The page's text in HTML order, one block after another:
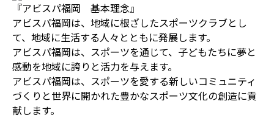
『アビスパ福岡 基本理念』
アビスパ福岡は、地域に根ざしたスポーツクラブとし
て、地域に生活する人々とともに発展します。
アビスパ福岡は、スポーツを通じて、子どもたちに夢と
感動を地域に誇りと活力を与えます。
アビスパ福岡は、スポーツを愛する新しいコミュニティ
づくりと世界に開かれた豊かなスポーツ文化の創造に貢
献します。